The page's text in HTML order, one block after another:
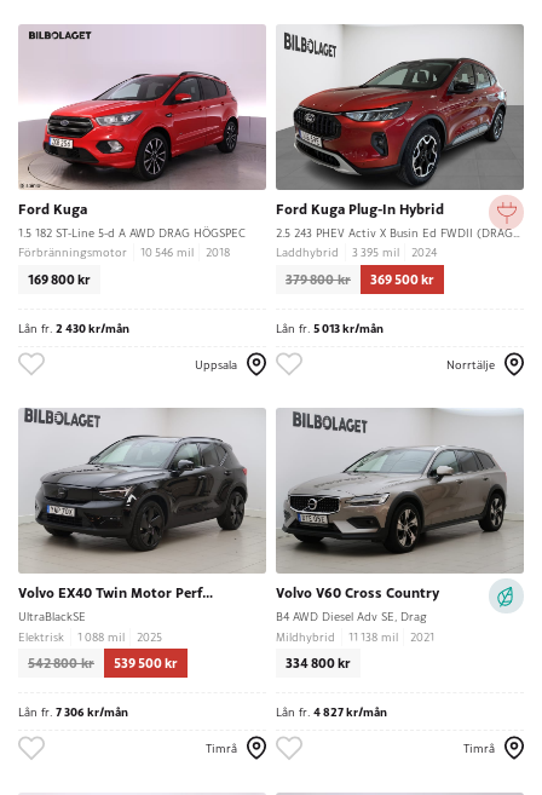
Ford Kuga
1.5 182 ST-Line 5-d A AWD DRAG HÖGSPEC
Förbränningsmotor
10 546 mil 2018
169 800 kr
Lån fr. 2 430 kr/mån
Uppsala
Ford Kuga Plug-In Hybrid
2.5 243 PHEV Activ X Busin Ed FWDII (DRAG/NAV/360)
Laddhybrid
3 395 mil 2024
379 800 kr 369 500 kr
Lån fr. 5 013 kr/mån
Norrtälje
Volvo EX40 Twin Motor Performance
UltraBlackSE
Elektrisk
1 088 mil 2025
542 800 kr 539 500 kr
Lån fr. 7 306 kr/mån
Timrå
Volvo V60 Cross Country
B4 AWD Diesel Adv SE, Drag
Mildhybrid
11 138 mil 2021
334 800 kr
Lån fr. 4 827 kr/mån
Timrå